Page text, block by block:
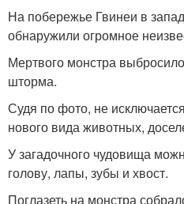
На побережье Гвинеи в
обнаружили огромное
Мертвого монстра
шторма.
Судя по фото, не
нового вида животных,
У загадочного чудовища
голову, лапы, зубы и хвост.
Поглазеть на монстра